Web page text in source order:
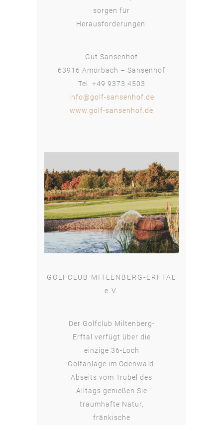
sorgen für
Herausforderungen.
Gut Sansenhof
63916 Amorbach – Sansenhof
Tel. +49 9373 4503
info@golf-sansenhof.de
www.golf-sansenhof.de
GOLFCLUB MITLENBERG-ERFTAL
e.V.
Der Golfclub Miltenberg-
Erftal verfügt über die
einzige 36-Loch
Golfanlage im Odenwald.
Abseits vom Trubel des
Alltags genießen Sie
traumhafte Natur,
fränkische